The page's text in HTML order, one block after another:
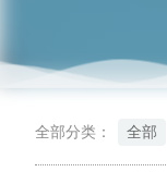
全部分类： 全部